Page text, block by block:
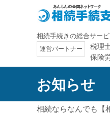
相続手続きの総合サー
運営パートナー
税理
保険
お知らせ
相続ならなんでも【